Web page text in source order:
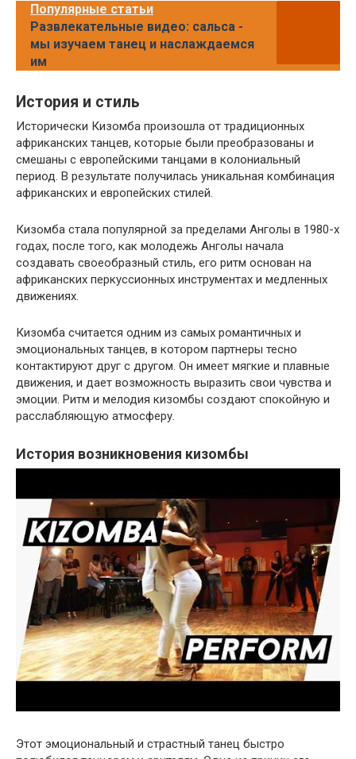
Популярные статьи
Развлекательные видео: сальса -
мы изучаем танец и наслаждаемся
им
История и стиль
Исторически Кизомба произошла от традиционных
африканских танцев, которые были преобразованы и
смешаны с европейскими танцами в колониальный
период. В результате получилась уникальная комбинация
африканских и европейских стилей.
Кизомба стала популярной за пределами Анголы в 1980-х
годах, после того, как молодежь Анголы начала
создавать своеобразный стиль, его ритм основан на
африканских перкуссионных инструментах и медленных
движениях.
Кизомба считается одним из самых романтичных и
эмоциональных танцев, в котором партнеры тесно
контактируют друг с другом. Он имеет мягкие и плавные
движения, и дает возможность выразить свои чувства и
эмоции. Ритм и мелодия кизомбы создают спокойную и
расслабляющую атмосферу.
История возникновения кизомбы
Этот эмоциональный и страстный танец быстро